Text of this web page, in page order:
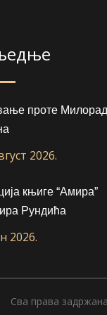
проте
2026.
књиге “Амира”
Рундића
2026.
Сва права